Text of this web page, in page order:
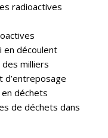
radioactives
en découlent
milliers
d’entreposage
déchets
de déchets dans